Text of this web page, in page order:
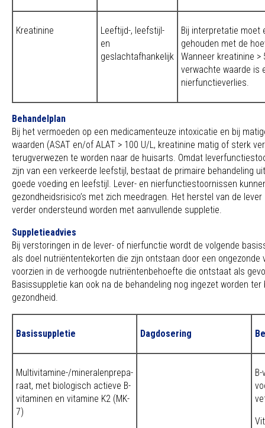
Kreatinine
Leeftijd-, leefstijl-
en
geslachtafhankelijk
Bij interpretatie moet
gehouden met de
Wanneer kreatinine
verwachte waarde is
nierfunctieverlies.
Behandelplan
Bij het vermoeden op een medicamenteuze intoxicatie en bij
waarden (ASAT en/of ALAT > 100 U/L, kreatinine matig of sterk
terugverwezen te worden naar de huisarts. Omdat
zijn van een verkeerde leefstijl, bestaat de primaire behandeling
goede voeding en leefstijl. Lever- en nierfunctiestoornissen
gezondheidsrisico’s met zich meedragen. Het herstel van de
verder ondersteund worden met aanvullende suppletie.
Suppletieadvies
Bij verstoringen in de lever- of nierfunctie wordt de volgende
als doel nutriëntentekorten die zijn ontstaan door een
voorzien in de verhoogde nutriëntenbehoefte die ontstaat als
Basissuppletie kan ook na de behandeling nog ingezet worden
gezondheid.
Basissuppletie Dagdosering
Multivitamine-/mineralenprepa-
raat, met biologisch actieve B-
vitaminen en vitamine K2 (MK-
7)